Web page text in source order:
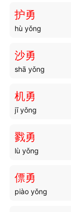
斗薮
斗绝
斗禄
斗臣
斗聚
护勇
hù yǒng
沙勇
shā yǒng
机勇
jī yǒng
戮勇
lù yǒng
僄勇
piào yǒng